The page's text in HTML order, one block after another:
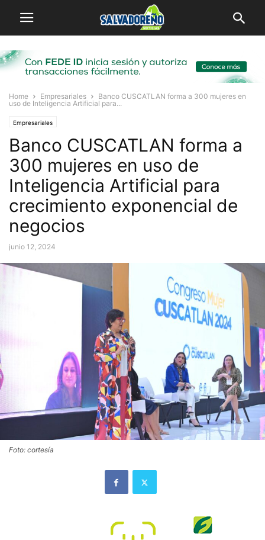
Home Empresariales
Banco CUSCATLAN forma a 300 mujeres en
uso de Inteligencia Artificial para...
Empresariales
Banco CUSCATLAN forma a
300 mujeres en uso de
Inteligencia Artificial para
crecimiento exponencial de
negocios
junio 12, 2024
Foto: cortesía